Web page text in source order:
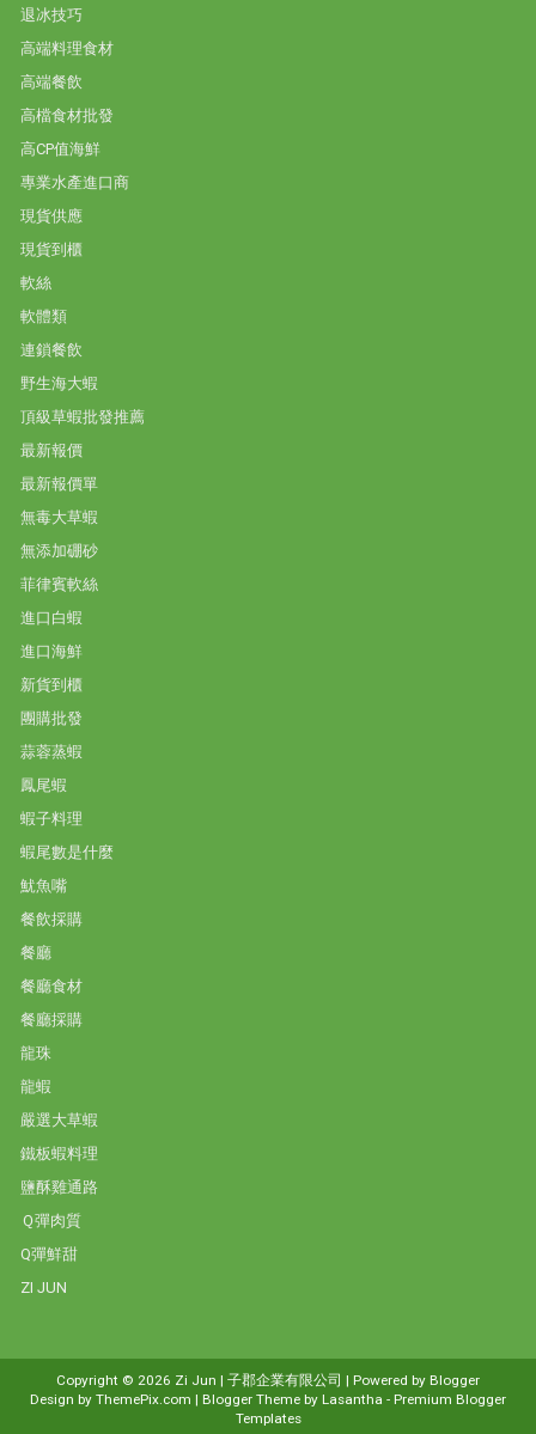
退冰技巧
高端料理食材
高端餐飲
高檔食材批發
高CP值海鮮
專業水產進口商
現貨供應
現貨到櫃
軟絲
軟體類
連鎖餐飲
野生海大蝦
頂級草蝦批發推薦
最新報價
最新報價單
無毒大草蝦
無添加硼砂
菲律賓軟絲
進口白蝦
進口海鮮
新貨到櫃
團購批發
蒜蓉蒸蝦
鳳尾蝦
蝦子料理
蝦尾數是什麼
魷魚嘴
餐飲採購
餐廳
餐廳食材
餐廳採購
龍珠
龍蝦
嚴選大草蝦
鐵板蝦料理
鹽酥雞通路
Ｑ彈肉質
Q彈鮮甜
ZI JUN
Copyright © 2026 Zi Jun | 子郡企業有限公司 | Powered by Blogger
Design by ThemePix.com | Blogger Theme by Lasantha - Premium Blogger
Templates